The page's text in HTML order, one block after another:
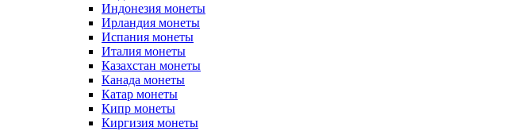
Индонезия монеты
Ирландия монеты
Испания монеты
Италия монеты
Казахстан монеты
Канада монеты
Катар монеты
Кипр монеты
Киргизия монеты